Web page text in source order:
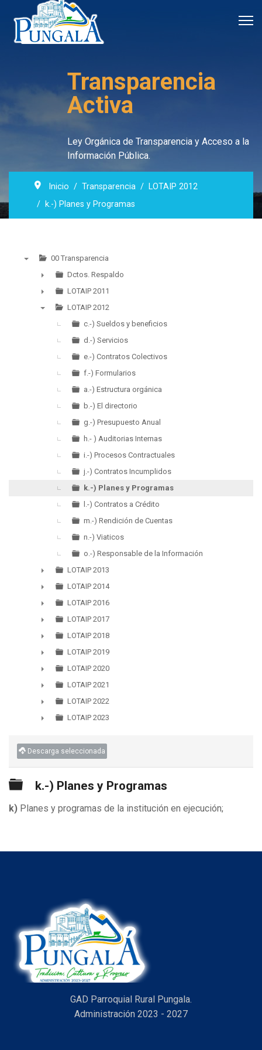
Transparencia
Activa
Ley Orgánica de Transparencia y Acceso a la
Información Pública.
Inicio Transparencia
LOTAIP 2012
k.-) Planes y Programas
00 Transparencia
►
Dctos. Respaldo
►
LOTAIP 2011
LOTAIP 2012
c.-) Sueldos y beneficios
d.-) Servicios
e.-) Contratos Colectivos
f.-) Formularios
a.-) Estructura orgánica
b.-) El directorio
g.-) Presupuesto Anual
h.- ) Auditorias Internas
i.-) Procesos Contractuales
j.-) Contratos Incumplidos
k.-) Planes y Programas
l.-) Contratos a Crédito
m.-) Rendición de Cuentas
n.-) Viaticos
o.-) Responsable de la Información
►
LOTAIP 2013
►
LOTAIP 2014
►
LOTAIP 2016
►
LOTAIP 2017
►
LOTAIP 2018
►
LOTAIP 2019
►
LOTAIP 2020
►
LOTAIP 2021
►
LOTAIP 2022
LOTAIP 2023
Descarga seleccionada
Carpeta
k.-) Planes y Programas
k) Planes y programas de la institución en ejecución;
GAD Parroquial Rural Pungala.
Administración 2023 - 2027